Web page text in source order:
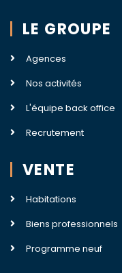
LE GROUPE
Agences
Nos activités
L'équipe back office
Recrutement
VENTE
Habitations
Biens professionnels
Programme neuf